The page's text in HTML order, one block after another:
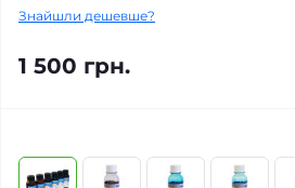
Знайшли дешевше?
1 500 грн.